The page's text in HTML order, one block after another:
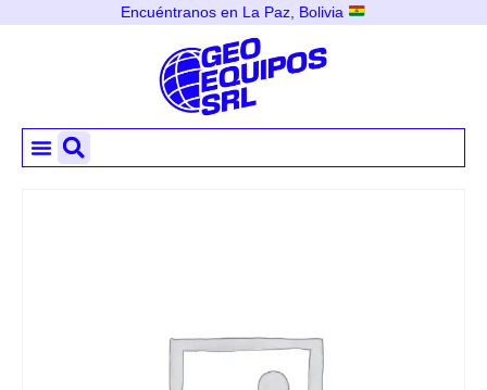
Encuéntranos en La Paz, Bolivia